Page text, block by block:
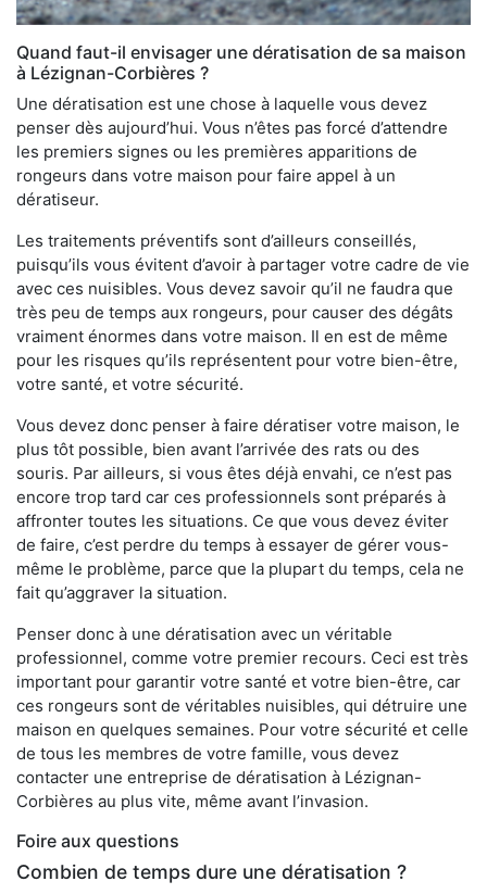
Quand faut-il envisager une dératisation de sa maison
à Lézignan-Corbières ?
Une dératisation est une chose à laquelle vous devez
penser dès aujourd’hui. Vous n’êtes pas forcé d’attendre
les premiers signes ou les premières apparitions de
rongeurs dans votre maison pour faire appel à un
dératiseur.
Les traitements préventifs sont d’ailleurs conseillés,
puisqu’ils vous évitent d’avoir à partager votre cadre de vie
avec ces nuisibles. Vous devez savoir qu’il ne faudra que
très peu de temps aux rongeurs, pour causer des dégâts
vraiment énormes dans votre maison. Il en est de même
pour les risques qu’ils représentent pour votre bien-être,
votre santé, et votre sécurité.
Vous devez donc penser à faire dératiser votre maison, le
plus tôt possible, bien avant l’arrivée des rats ou des
souris. Par ailleurs, si vous êtes déjà envahi, ce n’est pas
encore trop tard car ces professionnels sont préparés à
affronter toutes les situations. Ce que vous devez éviter
de faire, c’est perdre du temps à essayer de gérer vous-
même le problème, parce que la plupart du temps, cela ne
fait qu’aggraver la situation.
Penser donc à une dératisation avec un véritable
professionnel, comme votre premier recours. Ceci est très
important pour garantir votre santé et votre bien-être, car
ces rongeurs sont de véritables nuisibles, qui détruire une
maison en quelques semaines. Pour votre sécurité et celle
de tous les membres de votre famille, vous devez
contacter une entreprise de dératisation à Lézignan-
Corbières au plus vite, même avant l’invasion.
Foire aux questions
Combien de temps dure une dératisation ?